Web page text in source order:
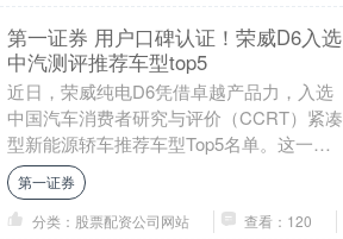
第一证券 用户口碑认证！荣威D6入选
中汽测评推荐车型top5
近日，荣威纯电D6凭借卓越产品力，入选
中国汽车消费者研究与评价（CCRT）紧凑
型新能源轿车推荐车型Top5名单。这一权
威认可，不仅彰显了用户对荣威D6的极高
满意....
第一证券
分类：股票配资公司网站
查看：120